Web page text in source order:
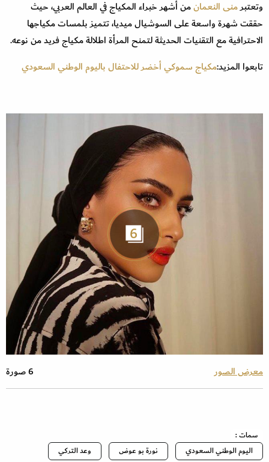
وتعتبرمنى النعمانمن أشهر خبراء المكياج في العالم العربي، حيث
حققت شهرة واسعة على السوشيال ميديا، تتميز بلمسات مكياجها
الاحترافية مع التقنيات الحديثة لتمنح المرأة اطلالة مكياج فريد من نوعه.
تابعوا المزيد:مكياج سموكي أخضر للاحتفال باليوم الوطني السعودي
6
معرض الصور 6 صورة
سمات :
اليوم الوطني السعودي
نورة بو عوض
وعد التركي